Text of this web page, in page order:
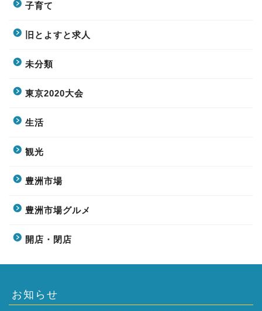
子育て
旧とよすと求人
未分類
東京2020大会
生活
観光
豊洲市場
豊洲市場グルメ
開店・閉店
お知らせ